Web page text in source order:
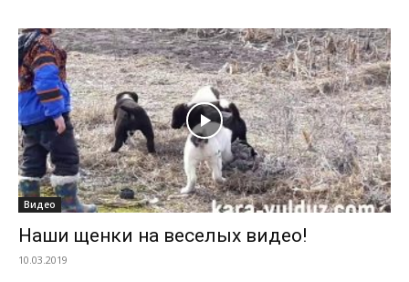
Видео
Наши щенки на веселых видео!
10.03.2019